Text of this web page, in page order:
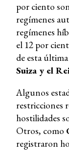
por ciento
regímenes
regímenes
el 12 por
de esta
Suiza y el
Algunos
restricciones
hostilidades
Otros, como
registraron